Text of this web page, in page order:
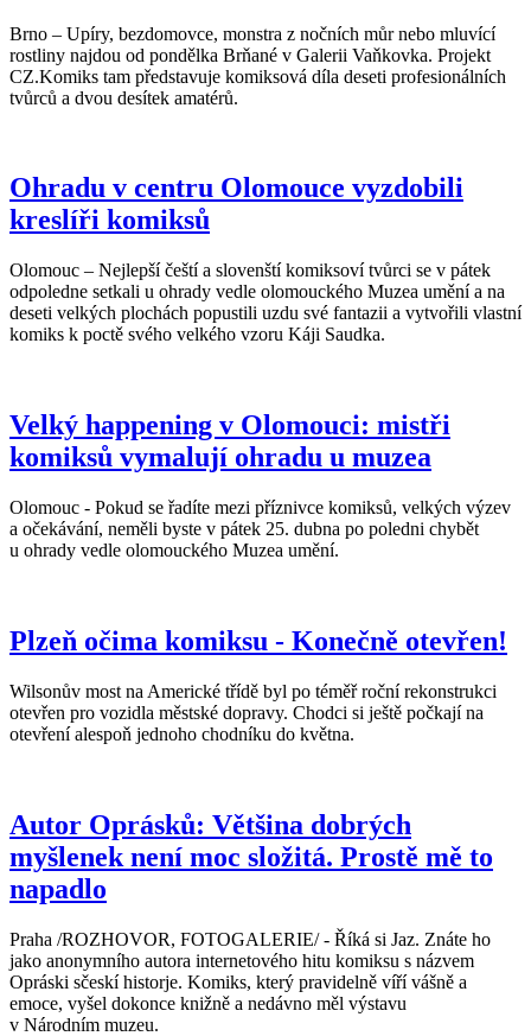
Brno – Upíry, bezdomovce, monstra z nočních můr nebo mluvící
rostliny najdou od pondělka Brňané v Galerii Vaňkovka. Projekt
CZ.Komiks tam představuje komiksová díla deseti profesionálních
tvůrců a dvou desítek amatérů.
Ohradu v centru Olomouce vyzdobili
kreslíři komiksů
Olomouc – Nejlepší čeští a slovenští komiksoví tvůrci se v pátek
odpoledne setkali u ohrady vedle olomouckého Muzea umění a na
deseti velkých plochách popustili uzdu své fantazii a vytvořili vlastní
komiks k poctě svého velkého vzoru Káji Saudka.
Velký happening v Olomouci: mistři
komiksů vymalují ohradu u muzea
Olomouc - Pokud se řadíte mezi příznivce komiksů, velkých výzev
a očekávání, neměli byste v pátek 25. dubna po poledni chybět
u ohrady vedle olomouckého Muzea umění.
Plzeň očima komiksu - Konečně otevřen!
Wilsonův most na Americké třídě byl po téměř roční rekonstrukci
otevřen pro vozidla městské dopravy. Chodci si ještě počkají na
otevření alespoň jednoho chodníku do května.
Autor Oprásků: Většina dobrých
myšlenek není moc složitá. Prostě mě to
napadlo
Praha /ROZHOVOR, FOTOGALERIE/ - Říká si Jaz. Znáte ho
jako anonymního autora internetového hitu komiksu s názvem
Opráski sčeskí historje. Komiks, který pravidelně víří vášně a
emoce, vyšel dokonce knižně a nedávno měl výstavu
v Národním muzeu.